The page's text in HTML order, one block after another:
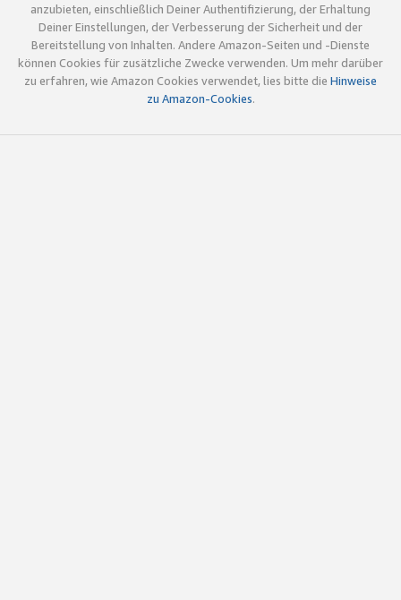
anzubieten, einschließlich Deiner Authentifizierung, der Erhaltung
Deiner Einstellungen, der Verbesserung der Sicherheit und der
Bereitstellung von Inhalten. Andere Amazon-Seiten und -Dienste
können Cookies für zusätzliche Zwecke verwenden. Um mehr darüber
zu erfahren, wie Amazon Cookies verwendet, lies bitte die Hinweise
zu Amazon-Cookies.